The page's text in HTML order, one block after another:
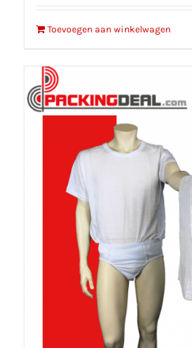
Toevoegen aan winkelwagen